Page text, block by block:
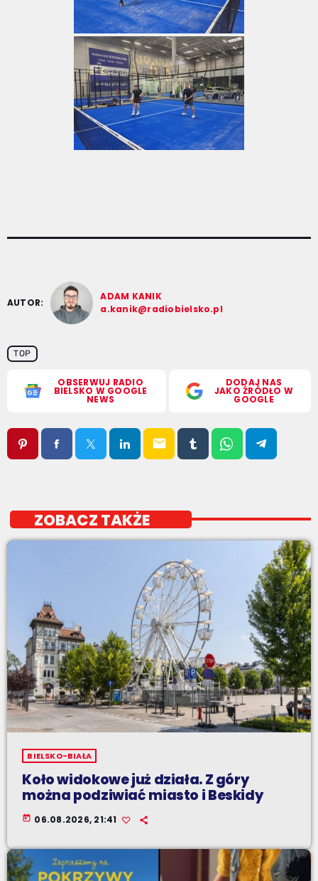
AUTOR:
ADAM KANIK
a.kanik@radiobielsko.pl
TOP
OBSERWUJ RADIO
BIELSKO W GOOGLE
NEWS
DODAJ NAS
JAKO ŹRÓDŁO W
GOOGLE
email
ZOBACZ TAKŻE
BIELSKO-BIAŁA
Koło widokowe już działa. Z góry
można podziwiać miasto i Beskidy
today 06.08.2026, 21:41